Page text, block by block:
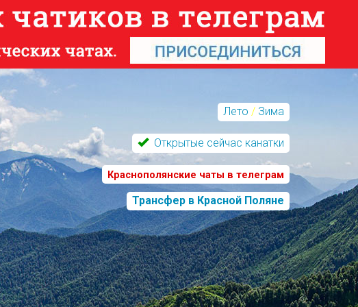
Лето / Зима
Открытые сейчас канатки
Краснополянские чаты в телеграм
Трансфер в Красной Поляне